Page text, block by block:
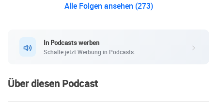
Alle Folgen ansehen (273)
In Podcasts werben
Schalte jetzt Werbung in Podcasts.
Über diesen Podcast